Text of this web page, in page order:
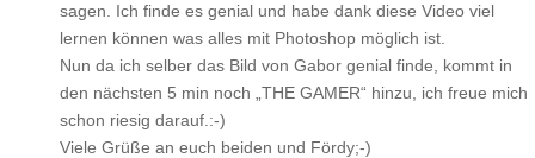
sagen. Ich finde es genial und habe dank diese Video viel
lernen können was alles mit Photoshop möglich ist.
Nun da ich selber das Bild von Gabor genial finde, kommt in
den nächsten 5 min noch „THE GAMER“ hinzu, ich freue mich
schon riesig darauf.:-)
Viele Grüße an euch beiden und Fördy;-)